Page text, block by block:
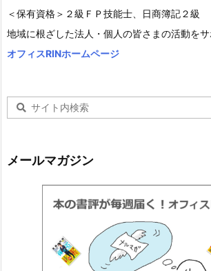
＜保有資格＞２級ＦＰ技能士、日商簿記２級
地域に根ざした法人・個人の皆さまの活動をサ
オフィスRINホームページ
メールマガジン